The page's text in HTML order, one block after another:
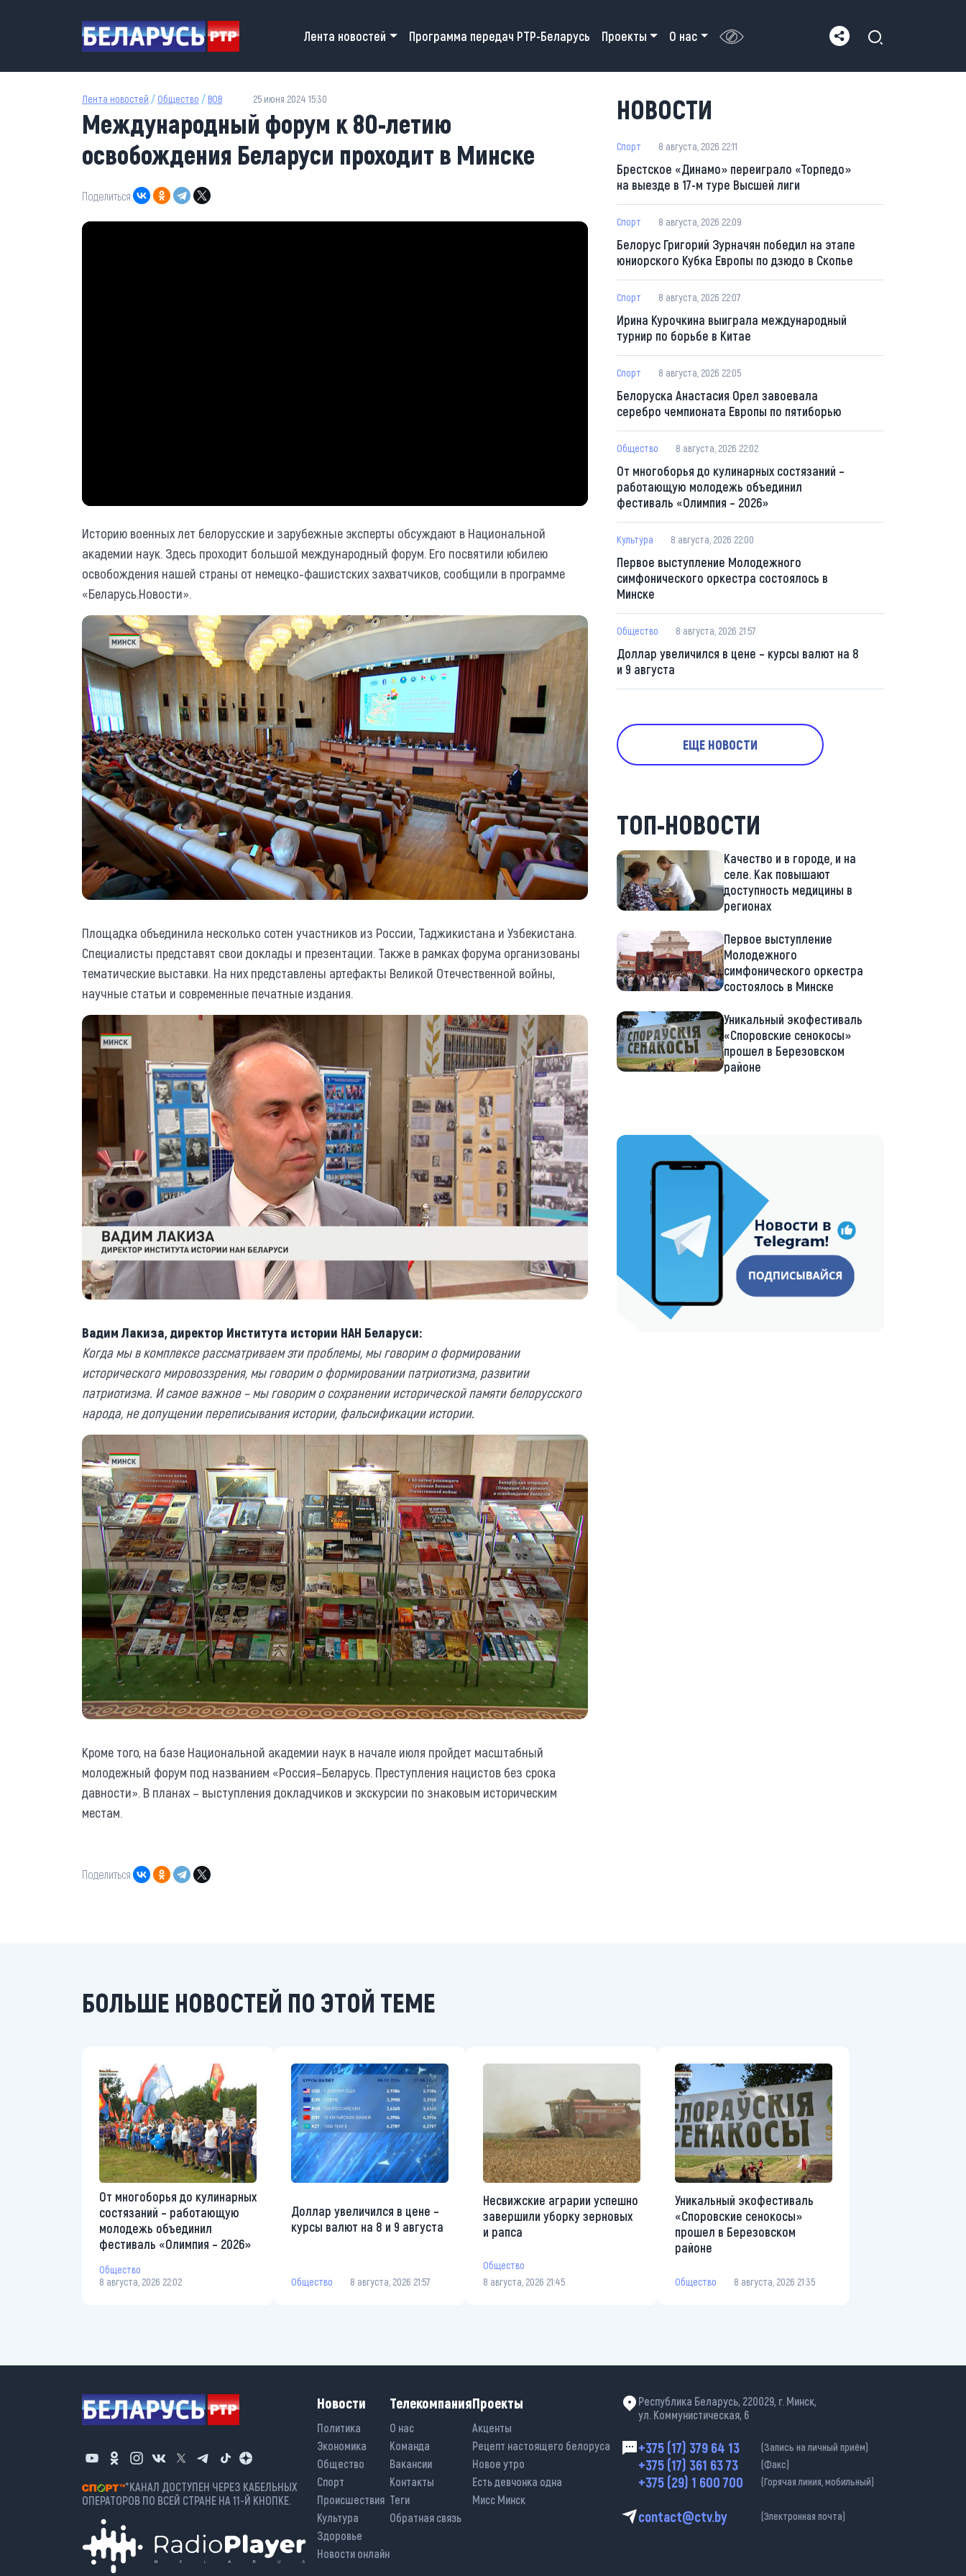
Main navigation
Лента новостей Программа передач РТР-Беларусь Проекты О нас
Лента новостей / Общество / ВОВ 25 июня 2024 15:30
Международный форум к 80-летию
освобождения Беларуси проходит в Минске
Поделиться:
Историю военных лет белорусские и зарубежные эксперты обсуждают в Национальной
академии наук. Здесь проходит большой международный форум. Его посвятили юбилею
освобождения нашей страны от немецко-фашистских захватчиков, сообщили в программе
«Беларусь.Новости».
Площадка объединила несколько сотен участников из России, Таджикистана и Узбекистана.
Специалисты представят свои доклады и презентации. Также в рамках форума организованы
тематические выставки. На них представлены артефакты Великой Отечественной войны,
научные статьи и современные печатные издания.
Вадим Лакиза, директор Института истории НАН Беларуси:
Когда мы в комплексе рассматриваем эти проблемы, мы говорим о формировании
исторического мировоззрения, мы говорим о формировании патриотизма, развитии
патриотизма. И самое важное – мы говорим о сохранении исторической памяти белорусского
народа, не допущении переписывания истории, фальсификации истории.
Кроме того, на базе Национальной академии наук в начале июля пройдет масштабный
молодежный форум под названием «Россия–Беларусь. Преступления нацистов без срока
давности». В планах – выступления докладчиков и экскурсии по знаковым историческим
местам.
Поделиться:
НОВОСТИ
Спорт 8 августа, 2026 22:11
Брестское «Динамо» переиграло «Торпедо»
на выезде в 17-м туре Высшей лиги
Спорт 8 августа, 2026 22:09
Белорус Григорий Зурначян победил на этапе
юниорского Кубка Европы по дзюдо в Скопье
Спорт 8 августа, 2026 22:07
Ирина Курочкина выиграла международный
турнир по борьбе в Китае
Спорт 8 августа, 2026 22:05
Белоруска Анастасия Орел завоевала
серебро чемпионата Европы по пятиборью
Общество 8 августа, 2026 22:02
От многоборья до кулинарных состязаний –
работающую молодежь объединил
фестиваль «Олимпия – 2026»
Культура 8 августа, 2026 22:00
Первое выступление Молодежного
симфонического оркестра состоялось в
Минске
Общество 8 августа, 2026 21:57
Доллар увеличился в цене – курсы валют на 8
и 9 августа
ЕЩЕ НОВОСТИ
ТОП-НОВОСТИ
Качество и в городе, и на
селе. Как повышают
доступность медицины в
регионах
Первое выступление
Молодежного
симфонического оркестра
состоялось в Минске
Уникальный экофестиваль
«Споровские сенокосы»
прошел в Березовском
районе
https://t.me/minskctvby
БОЛЬШЕ НОВОСТЕЙ ПО ЭТОЙ ТЕМЕ
От многоборья до кулинарных
состязаний – работающую
молодежь объединил
фестиваль «Олимпия – 2026»
Общество
8 августа, 2026 22:02
Доллар увеличился в цене –
курсы валют на 8 и 9 августа
Общество 8 августа, 2026 21:57
Несвижские аграрии успешно
завершили уборку зерновых
и рапса
Общество
8 августа, 2026 21:45
Уникальный экофестиваль
«Споровские сенокосы»
прошел в Березовском
районе
Общество 8 августа, 2026 21:35
*КАНАЛ ДОСТУПЕН ЧЕРЕЗ КАБЕЛЬНЫХ
ОПЕРАТОРОВ ПО ВСЕЙ СТРАНЕ НА 11-Й КНОПКЕ.
Новости
Политика
Экономика
Общество
Спорт
Происшествия
Культура
Здоровье
Новости онлайн
Телекомпания
О нас
Команда
Вакансии
Контакты
Теги
Обратная связь
Проекты
Акценты
Рецепт настоящего белоруса
Новое утро
Есть девчонка одна
Мисс Минск
Республика Беларусь, 220029, г. Минск,
ул. Коммунистическая, 6
+375 (17) 379 64 13 (Запись на личный приём)
+375 (17) 361 63 73 (Факс)
+375 (29) 1 600 700 (Горячая линия, мобильный)
contact@ctv.by (Электронная почта)